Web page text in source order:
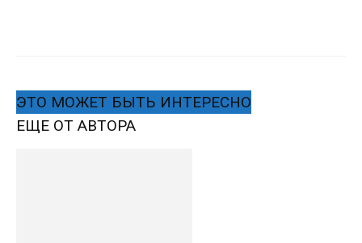
ЭТО МОЖЕТ БЫТЬ ИНТЕРЕСНО
ЕЩЕ ОТ АВТОРА